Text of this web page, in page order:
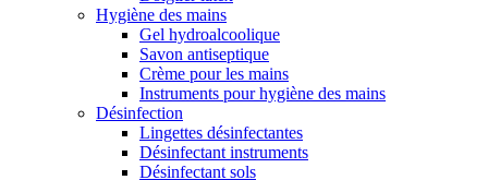
Hygiène des mains
Gel hydroalcoolique
Savon antiseptique
Crème pour les mains
Instruments pour hygiène des mains
Désinfection
Lingettes désinfectantes
Désinfectant instruments
Désinfectant sols